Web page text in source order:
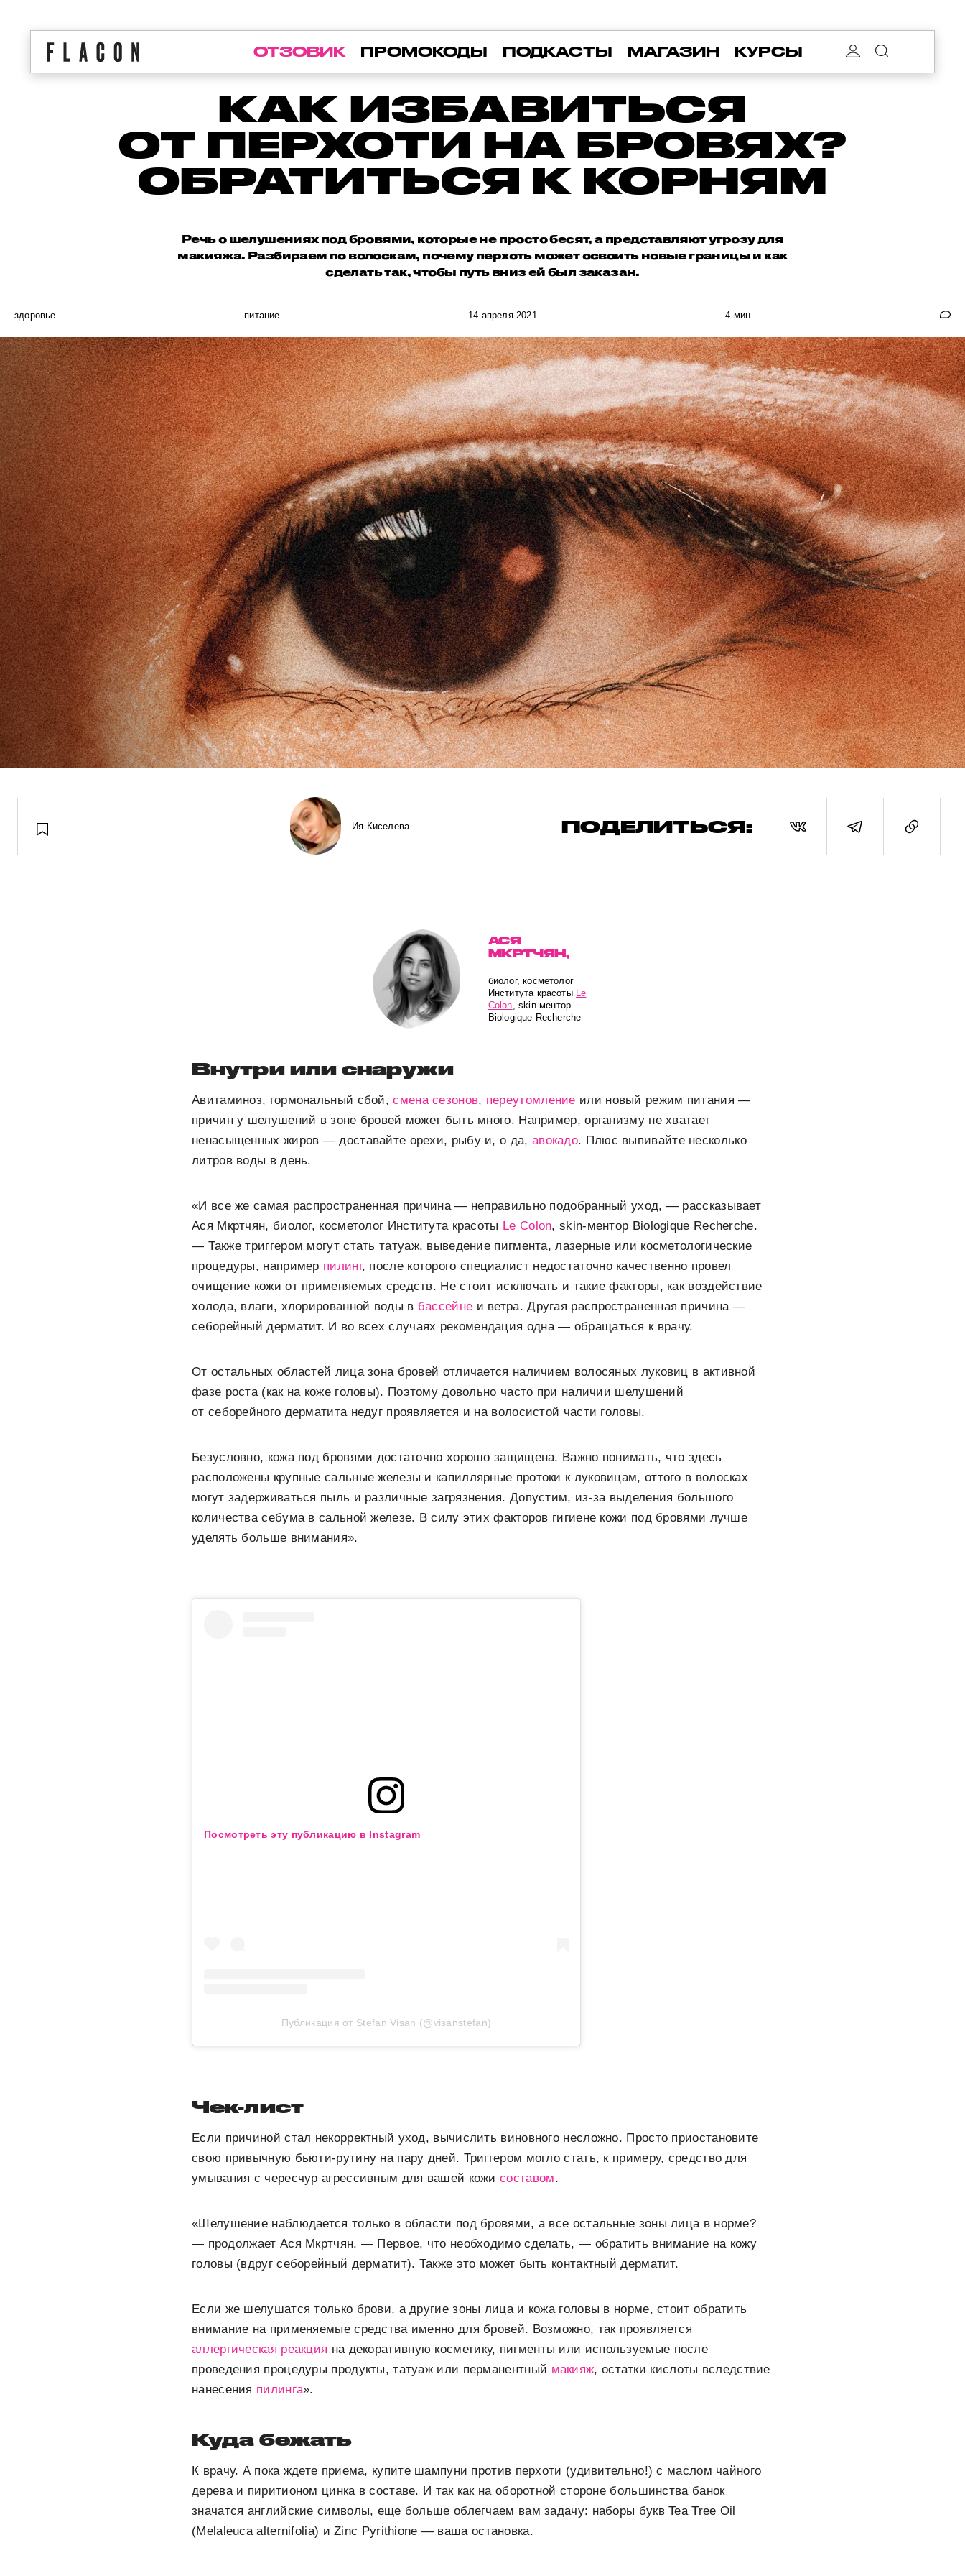
ОТЗОВИК ПРОМОКОДЫ ПОДКАСТЫ МАГАЗИН КУРСЫ
КАК ИЗБАВИТЬСЯ
ОТ ПЕРХОТИ НА БРОВЯХ?
ОБРАТИТЬСЯ К КОРНЯМ
Речь о шелушениях под бровями, которые не просто бесят, а представляют угрозу для
макияжа. Разбираем по волоскам, почему перхоть может освоить новые границы и как
сделать так, чтобы путь вниз ей был заказан.
здоровье питание 14 апреля 2021 4 мин
Ия Киселева ПОДЕЛИТЬСЯ:
АСЯ
МКРТЧЯН,
биолог, косметолог
Института красоты Le
Colon, skin-ментор
Biologique Recherche
Внутри или снаружи
Авитаминоз, гормональный сбой,смена сезонов, переутомление или новый режим питания —
причин у шелушений в зоне бровей может быть много. Например, организму не хватает
ненасыщенных жиров — доставайте орехи, рыбу и, о да, авокадо. Плюс выпивайте несколько
литров воды в день.
«И все же самая распространенная причина — неправильно подобранный уход, — рассказывает
Ася Мкртчян, биолог, косметолог Института красоты Le Colon, skin-ментор Biologique Recherche.
— Также триггером могут стать татуаж, выведение пигмента, лазерные или косметологические
процедуры, например пилинг, после которого специалист недостаточно качественно провел
очищение кожи от применяемых средств. Не стоит исключать и такие факторы, как воздействие
холода, влаги, хлорированной воды в бассейне и ветра. Другая распространенная причина —
себорейный дерматит. И во всех случаях рекомендация одна — обращаться к врачу.
От остальных областей лица зона бровей отличается наличием волосяных луковиц в активной
фазе роста (как на коже головы). Поэтому довольно часто при наличии шелушений
от себорейного дерматита недуг проявляется и на волосистой части головы.
Безусловно, кожа под бровями достаточно хорошо защищена. Важно понимать, что здесь
расположены крупные сальные железы и капиллярные протоки к луковицам, оттого в волосках
могут задерживаться пыль и различные загрязнения. Допустим, из-за выделения большого
количества себума в сальной железе. В силу этих факторов гигиене кожи под бровями лучше
уделять больше внимания».
Посмотреть эту публикацию в Instagram
Публикация от Stefan Visan (@visanstefan)
Чек-лист
Если причиной стал некорректный уход, вычислить виновного несложно. Просто приостановите
свою привычную бьюти-рутину на пару дней. Триггером могло стать, к примеру, средство для
умывания с чересчур агрессивным для вашей кожисоставом.
«Шелушение наблюдается только в области под бровями, а все остальные зоны лица в норме?
— продолжает Ася Мкртчян. — Первое, что необходимо сделать, — обратить внимание на кожу
головы (вдруг себорейный дерматит). Также это может быть контактный дерматит.
Если же шелушатся только брови, а другие зоны лица и кожа головы в норме, стоит обратить
внимание на применяемые средства именно для бровей. Возможно, так проявляется
аллергическая реакция на декоративную косметику, пигменты или используемые после
проведения процедуры продукты, татуаж или перманентный макияж, остатки кислоты вследствие
нанесения пилинга».
Куда бежать
К врачу. А пока ждете приема, купите шампуни против перхоти (удивительно!) с маслом чайного
дерева и пиритионом цинка в составе. И так как на оборотной стороне большинства банок
значатся английские символы, еще больше облегчаем вам задачу: наборы букв Tea Tree Oil
(Melaleuca alternifolia) и Zinc Pyrithione — ваша остановка.